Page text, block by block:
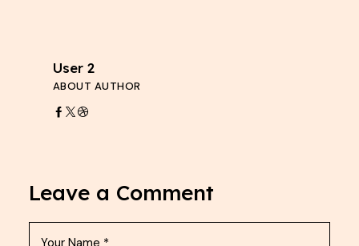
User 2
ABOUT AUTHOR
Leave a Comment